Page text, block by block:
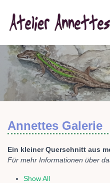
Annettes Galerie
Ein kleiner Querschnitt aus
Für mehr Informationen über
Show All